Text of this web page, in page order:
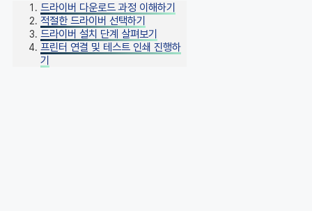
드라이버 다운로드 과정 이해하기
적절한 드라이버 선택하기
드라이버 설치 단계 살펴보기
프린터 연결 및 테스트 인쇄 진행하
기